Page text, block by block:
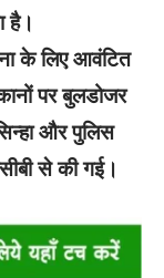
है।
के लिए आवंटित
पर बुलडोजर
और पुलिस
से की गई।